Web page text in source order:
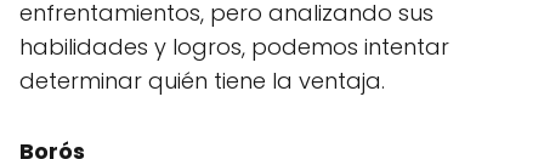
enfrentamientos, pero analizando sus
habilidades y logros, podemos intentar
determinar quién tiene la ventaja.
Borós